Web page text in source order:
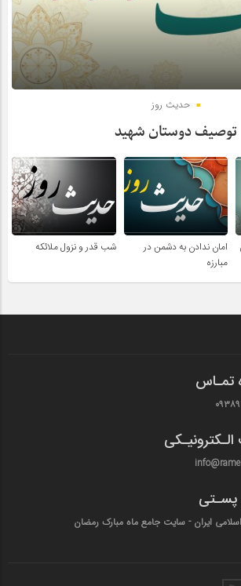
حدیث روز
توصیف دوستان شهید
امان ندادن به دشمن در
مبارزه
شب قدر و نزول ملائکه
تمـاس
ایران - سایت جامع ماه مبارک رمضان